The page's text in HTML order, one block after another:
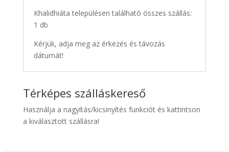
Khalidhiáta településen található összes szállás:
1 db
Kérjük, adja meg az érkezés és távozás
dátumát!
Térképes szálláskereső
Használja a nagyítás/kicsinyítés funkciót és kattintson
a kiválasztott szállásra!